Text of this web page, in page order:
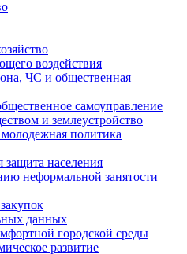
воздействия
ЧС и общественная
самоуправление
и землеустройство
политика
защита населения
неформальной занятости
данных
городской среды
развитие